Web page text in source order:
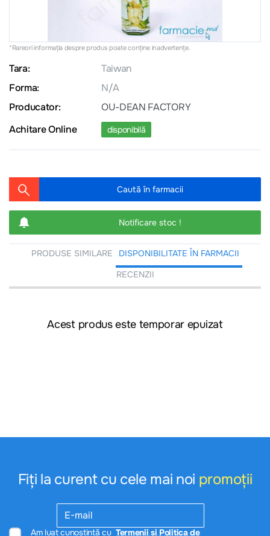
*Rareori informația despre produs poate conţine inadvertenţe.
Tara:
Taiwan
Forma:
N/A
Producator:
OU-DEAN FACTORY
Achitare Online
disponibilă
Caută în farmacii
Notificare stoc !
PRODUSE SIMILARE
DISPONIBILITATE ÎN FARMACII
RECENZII
Acest produs este temporar epuizat
Fiți la curent cu cele mai noi promoții
Am luat cunoștință cu Termenii și Politica de